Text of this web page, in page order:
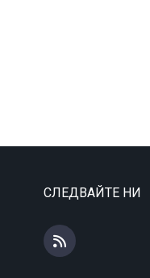
СЛЕДВАЙТЕ НИ